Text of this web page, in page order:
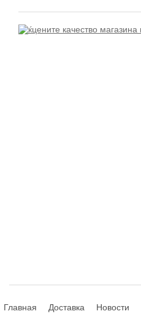
Главная Доставка Новости